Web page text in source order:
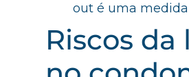
out é uma
Riscos